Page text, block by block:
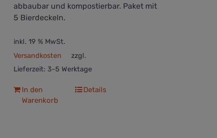
abbaubar und kompostierbar. Paket mit
5 Bierdeckeln.
inkl. 19 % MwSt.
zzgl.
Versandkosten
Lieferzeit: 3-5 Werktage
In den
Warenkorb
Details